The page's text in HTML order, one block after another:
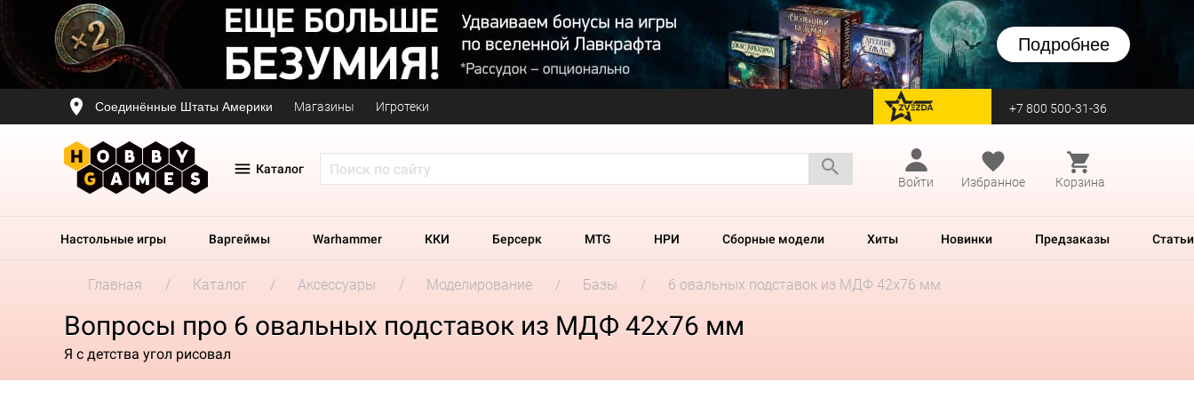
Подробнее
Соединённые Штаты Америки Магазины Игротеки перейти на Zvezda +7 800 500-31-36
Каталог
Войти
Избранное Корзина
Настольные игры Варгеймы Warhammer ККИ Берсерк MTG НРИ Сборные модели Хиты Новинки Предзаказы Статьи
Главная Каталог Аксессуары Моделирование Базы 6 овальных подставок из МДФ 42х76 мм
Вопросы про 6 овальных подставок из МДФ 42х76 мм
Я с детства угол рисовал